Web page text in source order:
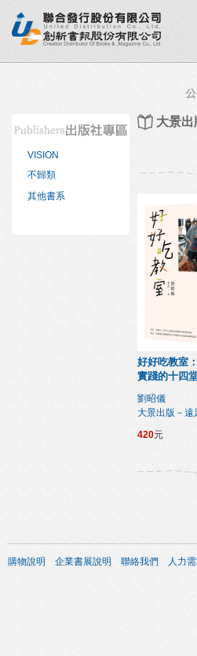
榜 出版社專區 書店專區
VISION
不歸類
其他書系
大景
好好吃教室
實踐的十四
劉昭儀
大景出版－遠
420元
購物說明 企業書展說明 聯絡我們 人力